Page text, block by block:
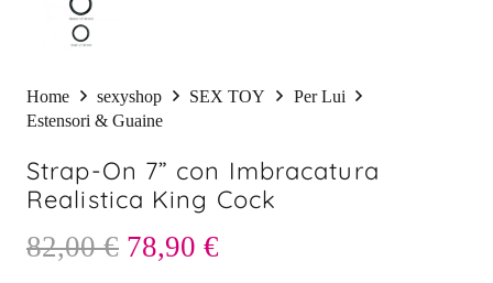
Home sexyshop SEX TOY
Per Lui
Estensori & Guaine
Strap-On 7” con Imbracatura
Realistica King Cock
82,00€ Il
78,90 €